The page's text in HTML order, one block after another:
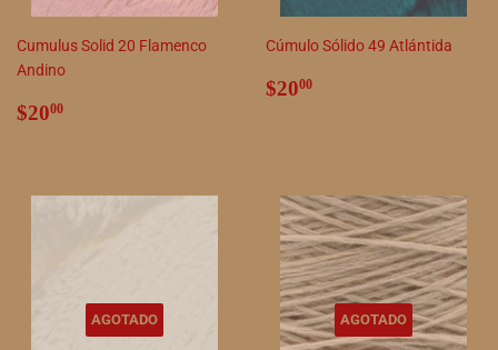
Cumulus Solid 20 Flamenco
Andino
Precio
$2000
Cúmulo Sólido 49 Atlántida
Precio
$2000
AGOTADO AGOTADO